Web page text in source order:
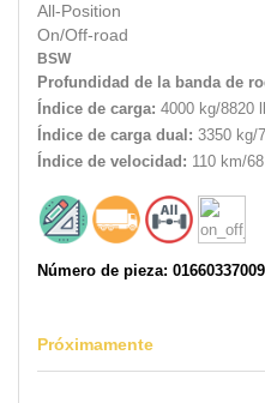
All-Position
On/Off-road
BSW
Profundidad de la banda de
Índice de carga: 4000 kg/8820
Índice de carga dual: 3350 kg/
Índice de velocidad: 110 km/
Número de pieza:
Próximamente